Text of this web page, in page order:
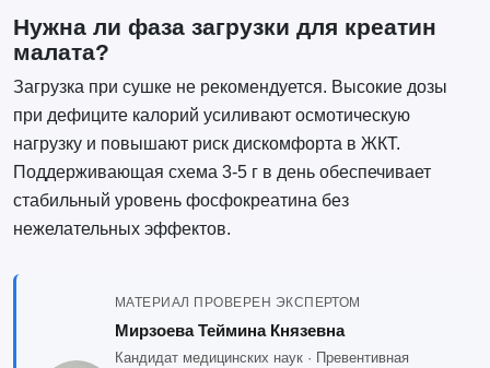
Нужна ли фаза загрузки для креатин
малата?
Загрузка при сушке не рекомендуется. Высокие дозы
при дефиците калорий усиливают осмотическую
нагрузку и повышают риск дискомфорта в ЖКТ.
Поддерживающая схема 3-5 г в день обеспечивает
стабильный уровень фосфокреатина без
нежелательных эффектов.
МАТЕРИАЛ ПРОВЕРЕН ЭКСПЕРТОМ
Мирзоева Теймина Князевна
Кандидат медицинских наук · Превентивная